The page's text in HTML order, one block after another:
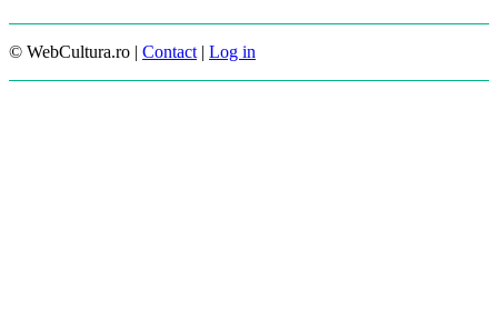
© WebCultura.ro | Contact | Log in